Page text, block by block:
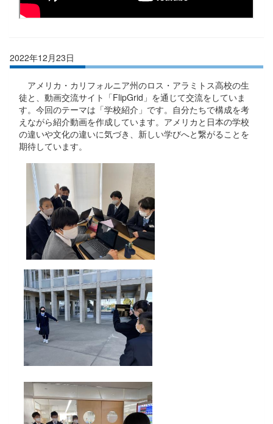
2022年12月23日
アメリカ・カリフォルニア州のロス・アラミトス高校の生
徒と、動画交流サイト「FlipGrid」を通じて交流をしていま
す。今回のテーマは「学校紹介」です。自分たちで構成を考
えながら紹介動画を作成しています。アメリカと日本の学校
の違いや文化の違いに気づき、新しい学びへと繋がることを
期待しています。